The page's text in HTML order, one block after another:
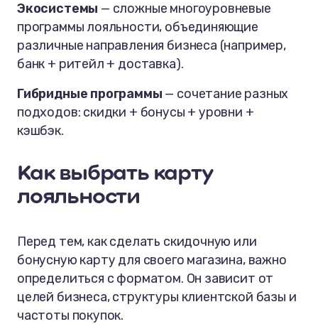
Экосистемы — сложные многоуровневые
программы лояльности, объединяющие
различные направления бизнеса (например,
банк + ритейл + доставка).
Гибридные программы — сочетание разных
подходов: скидки + бонусы + уровни +
кэшбэк.
Как выбрать карту
лояльности
Перед тем, как сделать скидочную или
бонусную карту для своего магазина, важно
определиться с форматом. Он зависит от
целей бизнеса, структуры клиентской базы и
частоты покупок.